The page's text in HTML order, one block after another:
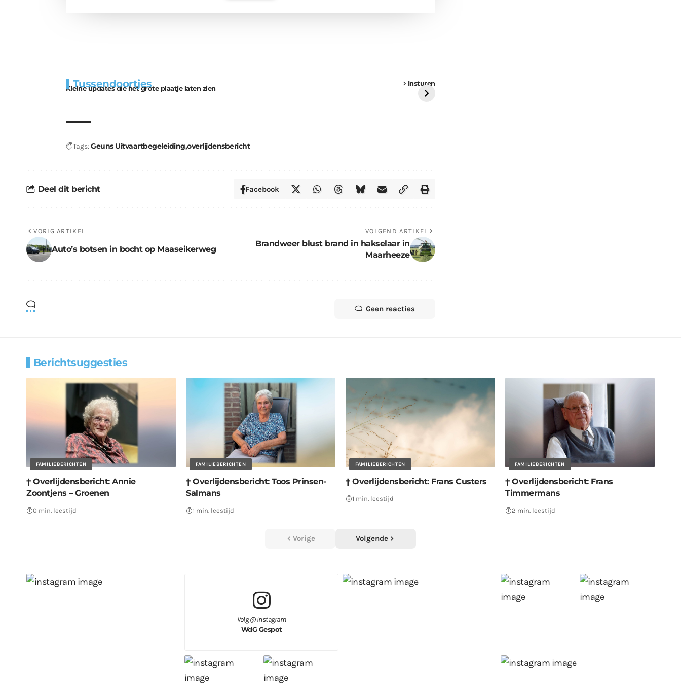
Tussendoortjes Insturen
Kleine updates die het grote plaatje laten zien
bouwmateriaal voor
kabouters
uitdaging
Tags:Geuns Uitvaartbegeleiding overlijdensbericht
Deel dit bericht Facebook
VORIG ARTIKEL
Auto’s botsen in bocht op Maaseikerweg
VOLGEND ARTIKEL
Brandweer blust brand in hakselaar in
Maarheeze
Geen reacties
Berichtsuggesties
FAMILIEBERICHTEN
† Overlijdensbericht: Annie
Zoontjens – Groenen
0 min. leestijd
FAMILIEBERICHTEN
† Overlijdensbericht: Toos Prinsen-
Salmans
1 min. leestijd
FAMILIEBERICHTEN
† Overlijdensbericht: Frans Custers
1 min. leestijd
FAMILIEBERICHTEN
† Overlijdensbericht: Frans
Timmermans
2 min. leestijd
Vorige Volgende
Volg @ Instagram
WdG Gespot